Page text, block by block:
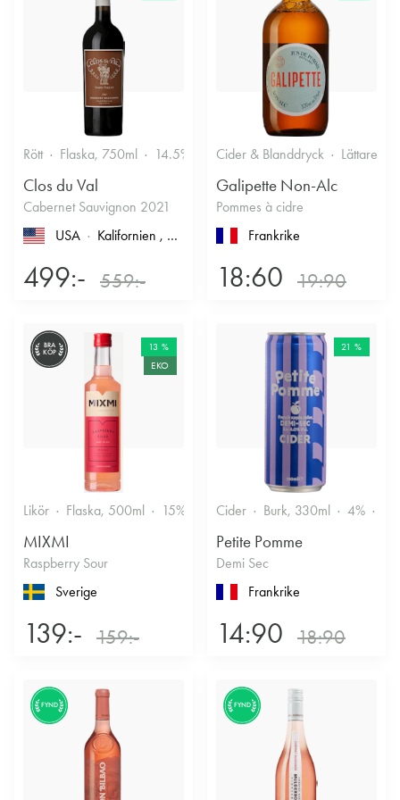
Rött Flaska, 750ml 14.5%
Clos du Val
Cabernet Sauvignon 2021
USA
Kalifornien , North Coast , Napa County
499:- 559:-
Cider & Blanddryck Lättare
Galipette Non-Alc
Pommes à cidre
Frankrike
18:60 19:90
BRA
KÖP
13 %
EKO
Likör Flaska, 500ml 15% Annan likör
MIXMI
Raspberry Sour
Sverige
139:- 159:-
21 %
Cider Burk, 330ml 4%
Petite Pomme
Demi Sec
Frankrike
14:90 18:90
FYND FYND